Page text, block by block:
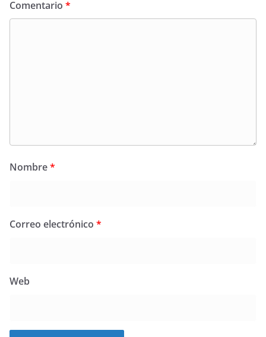
Comentario *
Nombre*
Correo electrónico *
Web